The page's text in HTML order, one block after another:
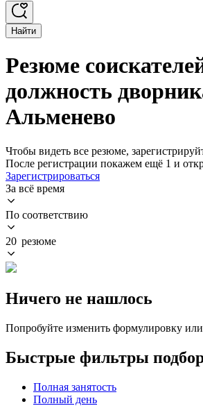
Найти
Резюме
должность
Альменево
Чтобы видеть все резюме,
После регистрации покажем ещё 1 и
Зарегистрироваться
За всё время
По соответствию
20 резюме
Ничего не нашлось
Попробуйте изменить формулировку
Быстрые фильтры
Полная занятость
Полный день